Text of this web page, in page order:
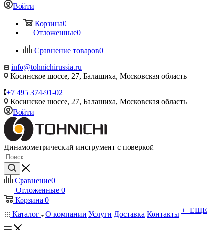
Войти
Корзина0
Отложенные0
Сравнение товаров0
info@tohnichirussia.ru
Косинское шоссе, 27, Балашиха, Московская область
+7 495 374-91-02
Косинское шоссе, 27, Балашиха, Московская область
Войти
Динамометрический инструмент с поверкой
Сравнение0
Отложенные 0
Корзина 0
Каталог
О компании Услуги Доставка Контакты + ЕЩЕ